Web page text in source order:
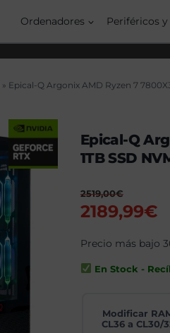
Ordenadores Periféricos
» Epical-Q Argonix AMD Ryzen 7
Epical-Q
1TB SSD
2519,00€
El
original
era:
2189,99€El
Precio más bajo
En Stock -
Modificar
CL36 a CL30/